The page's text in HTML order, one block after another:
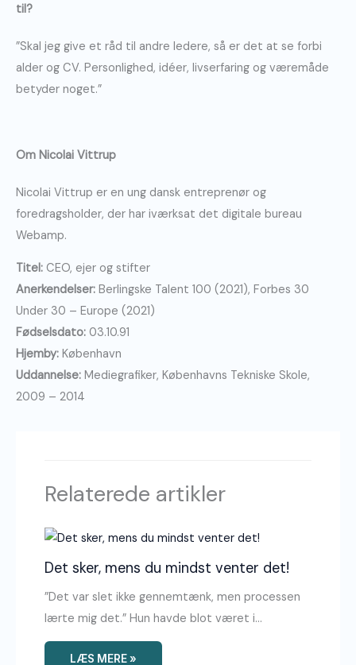
til?
”Skal jeg give et råd til andre ledere, så er det at se forbi
alder og CV. Personlighed, idéer, livserfaring og væremåde
betyder noget.”
Om Nicolai Vittrup
Nicolai Vittrup er en ung dansk entreprenør og
foredragsholder, der har iværksat det digitale bureau
Webamp.
Titel: CEO, ejer og stifter
Anerkendelser: Berlingske Talent 100 (2021), Forbes 30
Under 30 – Europe (2021)
Fødselsdato: 03.10.91
Hjemby: København
Uddannelse: Mediegrafiker, Københavns Tekniske Skole,
2009 – 2014
Relaterede artikler
Det sker, mens du mindst venter det!
”Det var slet ikke gennemtænk, men processen
lærte mig det.” Hun havde blot været i…
LÆS MERE »